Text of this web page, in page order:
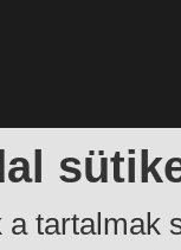
a tartalmak